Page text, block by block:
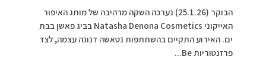
הבוקר (25.1.26) נערכה השקה מרהיבה של מותג האיפור
האייקוני Natasha Denona Cosmetics בביג פאשן בבת
ים. האירוע התקיים בהשתתפות נטאשה דנונה עצמה, לצד
פרזנטוריות Be...